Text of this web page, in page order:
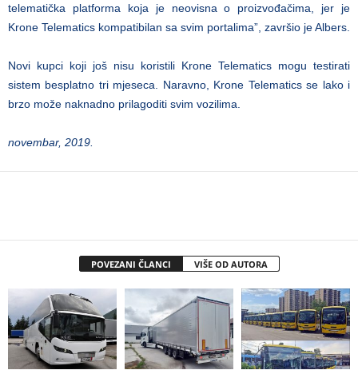
telematička platforma koja je neovisna o proizvođačima, jer je
Krone Telematics kompatibilan sa svim portalima”, završio je Albers.
Novi kupci koji još nisu koristili Krone Telematics mogu testirati
sistem besplatno tri mjeseca. Naravno, Krone Telematics se lako i
brzo može naknadno prilagoditi svim vozilima.
novembar, 2019.
POVEZANI ČLANCI VIŠE OD AUTORA